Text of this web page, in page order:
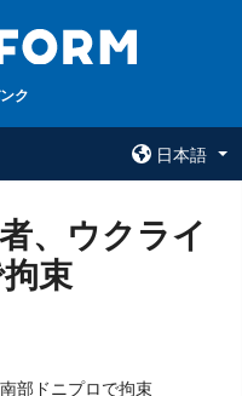
ク
日本語
ウクルインフォ
ルム
、ウクライ
束